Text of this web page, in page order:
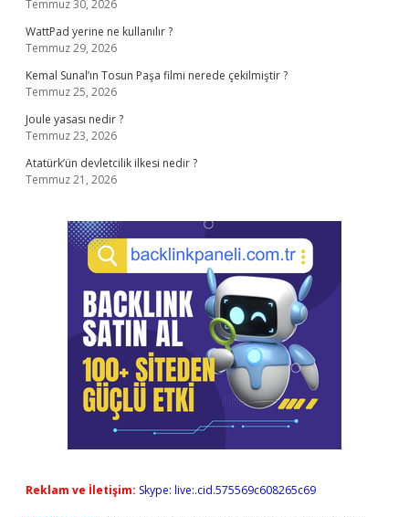
Temmuz 30, 2026
WattPad yerine ne kullanılır ?
Temmuz 29, 2026
Kemal Sunal’ın Tosun Paşa filmi nerede çekilmiştir ?
Temmuz 25, 2026
Joule yasası nedir ?
Temmuz 23, 2026
Atatürk’ün devletcilik ilkesi nedir ?
Temmuz 21, 2026
Reklam ve İletişim: Skype: live:.cid.575569c608265c69